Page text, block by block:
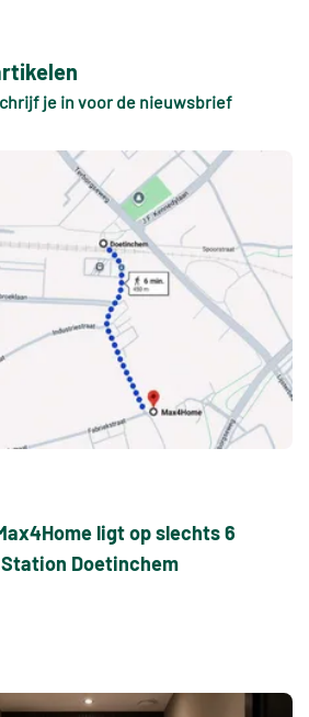
je in voor de nieuwsbrief
ligt op slechts 6
Doetinchem